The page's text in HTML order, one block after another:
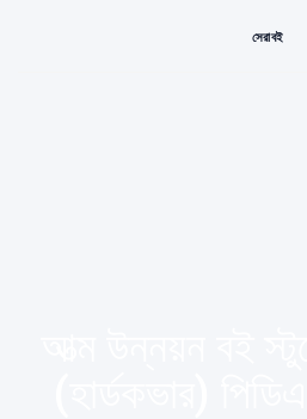
সেরা বই